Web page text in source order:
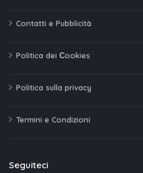
Contatti e Pubblicità
Politica dei Сookies
Politica sulla privacy
Termini e Condizioni
Seguiteci